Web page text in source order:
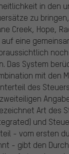
in den
zu
Creek, Hope,
eine
Das System
mit den
des
Art des
und
- vom ersten
- gibt den